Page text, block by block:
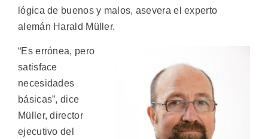
lógica de buenos y malos, asevera el experto
alemán Harald Müller.
“Es errónea, pero
satisface
necesidades
básicas”, dice
Müller, director
ejecutivo del